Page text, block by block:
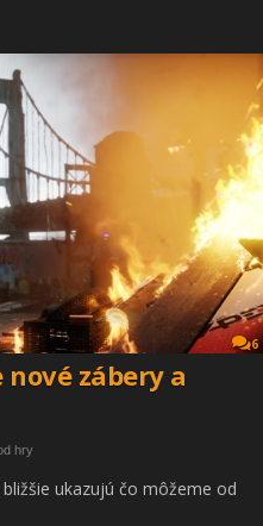
6
zábery a
hry
ukazujú čo môžeme od